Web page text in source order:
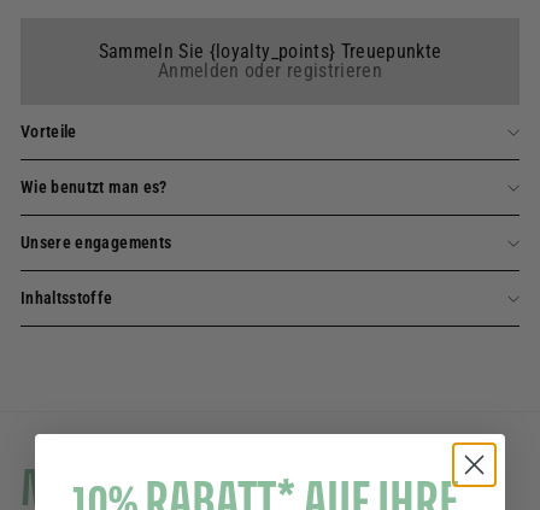
Sammeln Sie {loyalty_points} Treuepunkte
Anmelden oder registrieren
Vorteile
Wie benutzt man es?
Unsere engagements
Inhaltsstoffe
Mehr erfahren